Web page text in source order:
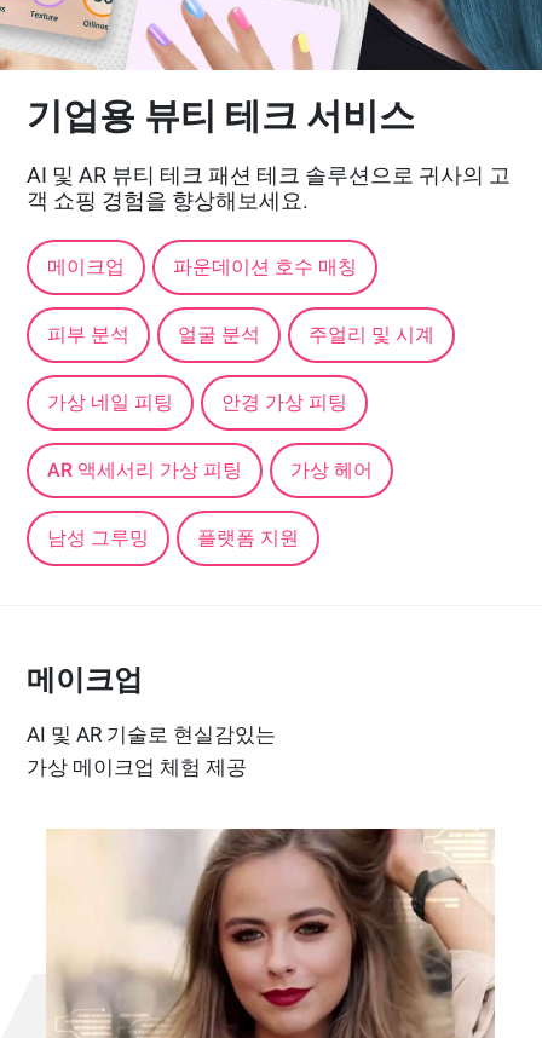
기업용 뷰티 테크 서비스
AI 및 AR 뷰티 테크 패션 테크 솔루션으로 귀사의 고
객 쇼핑 경험을 향상해보세요.
메이크업 파운데이션 호수 매칭
피부 분석 얼굴 분석 주얼리 및 시계
가상 네일 피팅 안경 가상 피팅
AR 액세서리 가상 피팅 가상 헤어
남성 그루밍 플랫폼 지원
메이크업
AI 및 AR 기술로 현실감있는
가상 메이크업 체험 제공